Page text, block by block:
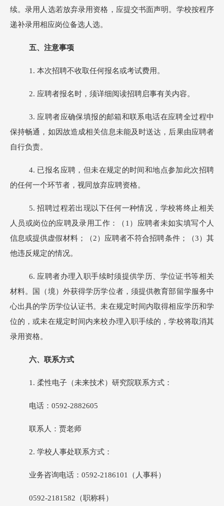
续。录用人选若放弃录用资格，应提交书面声明。学校按程序
递补录用相应岗位备选人选。
五、注意事项
1. 本次招聘不收取任何报名或考试费用。
2. 应聘者报名时，须详细阅读招聘启事有关内容。
3. 应聘者应确保填报的邮箱和联系电话在应聘全过程中
保持畅通，如因故造成相关信息未能及时送达，后果由应聘者
自行负责。
4. 已报名应聘，但未在规定的时间和地点参加此次招聘
的任何一个环节者，视同放弃应聘资格。
5.招聘过程若出现以下任何一种情况，学校将终止相关
人员或岗位的应聘及录用工作：（1）应聘者未如实填写个人
信息或提供虚假材料；（2）应聘者不符合招聘条件；（3）其
他违反规定的情况。
6. 应聘者办理入职手续时须提供学历、学位证书等相关
材料。国（境）外获得学历学位者，须提供教育部留学服务中
心出具的学历学位认证书。未在规定时间内取得相应学历和学
位的，或未在规定时间内来校办理入职手续的，学校将取消其
录用资格。
六、联系方式
1 . 柔性电子（未来技术）研究院联系方式：
电话：0592-2882605
联系人： 贾老师
2. 学校人事处联系方式：
业务咨询电话：0592-2186101 （人事科）
0592-2181582 （职称科）